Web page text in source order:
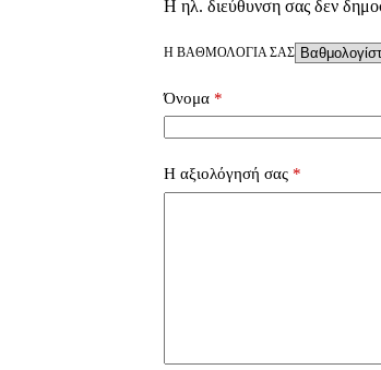
Η ηλ. διεύθυνση σας δεν
Η ΒΑΘΜΟΛΟΓΊΑ ΣΑΣ
Όνομα*
Η αξιολόγησή σας *